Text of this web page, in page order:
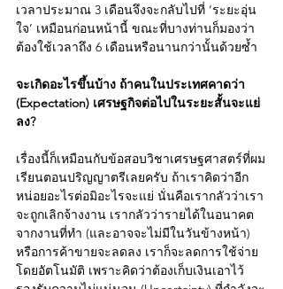
เวลาประมาณ 3 เดือนจึงจะกลับไปที่ ‘ระยะอุ่น
ใจ’ เหมือนก่อนหน้านี้ ขณะที่บางท่านก็มองว่า
ต้องใช้เวลาถึง 6 เดือนหรือนานกว่านั้นด้วยซ้ำ
จะเกิดอะไรขึ้นบ้าง ถ้าคนในประเทศคาดว่า
(Expectation) เศรษฐกิจต่อไปในระยะสั้นจะแย่
ลง?
เรื่องนี้ก็เหมือนกับข้อสอบวิชาเศรษฐศาสตร์ที่ผม
เรียนตอนปริญญาตรีเลยครับ ถ้าเราคิดว่าอีก
หน่อยอะไรต่อมิอะไรจะแย่ นั่นคือเรากลัวว่าเรา
จะถูกเลิกจ้างงาน เรากลัวว่ารายได้ในอนาคต
จากงานที่ทำ (และอาจจะไม่มีในวันข้างหน้า)
หรือการค้าขายจะลดลง เราก็จะลดการใช้จ่าย
โดยอัตโนมัติ เพราะคิดว่าต้องเก็บเงินเอาไว้